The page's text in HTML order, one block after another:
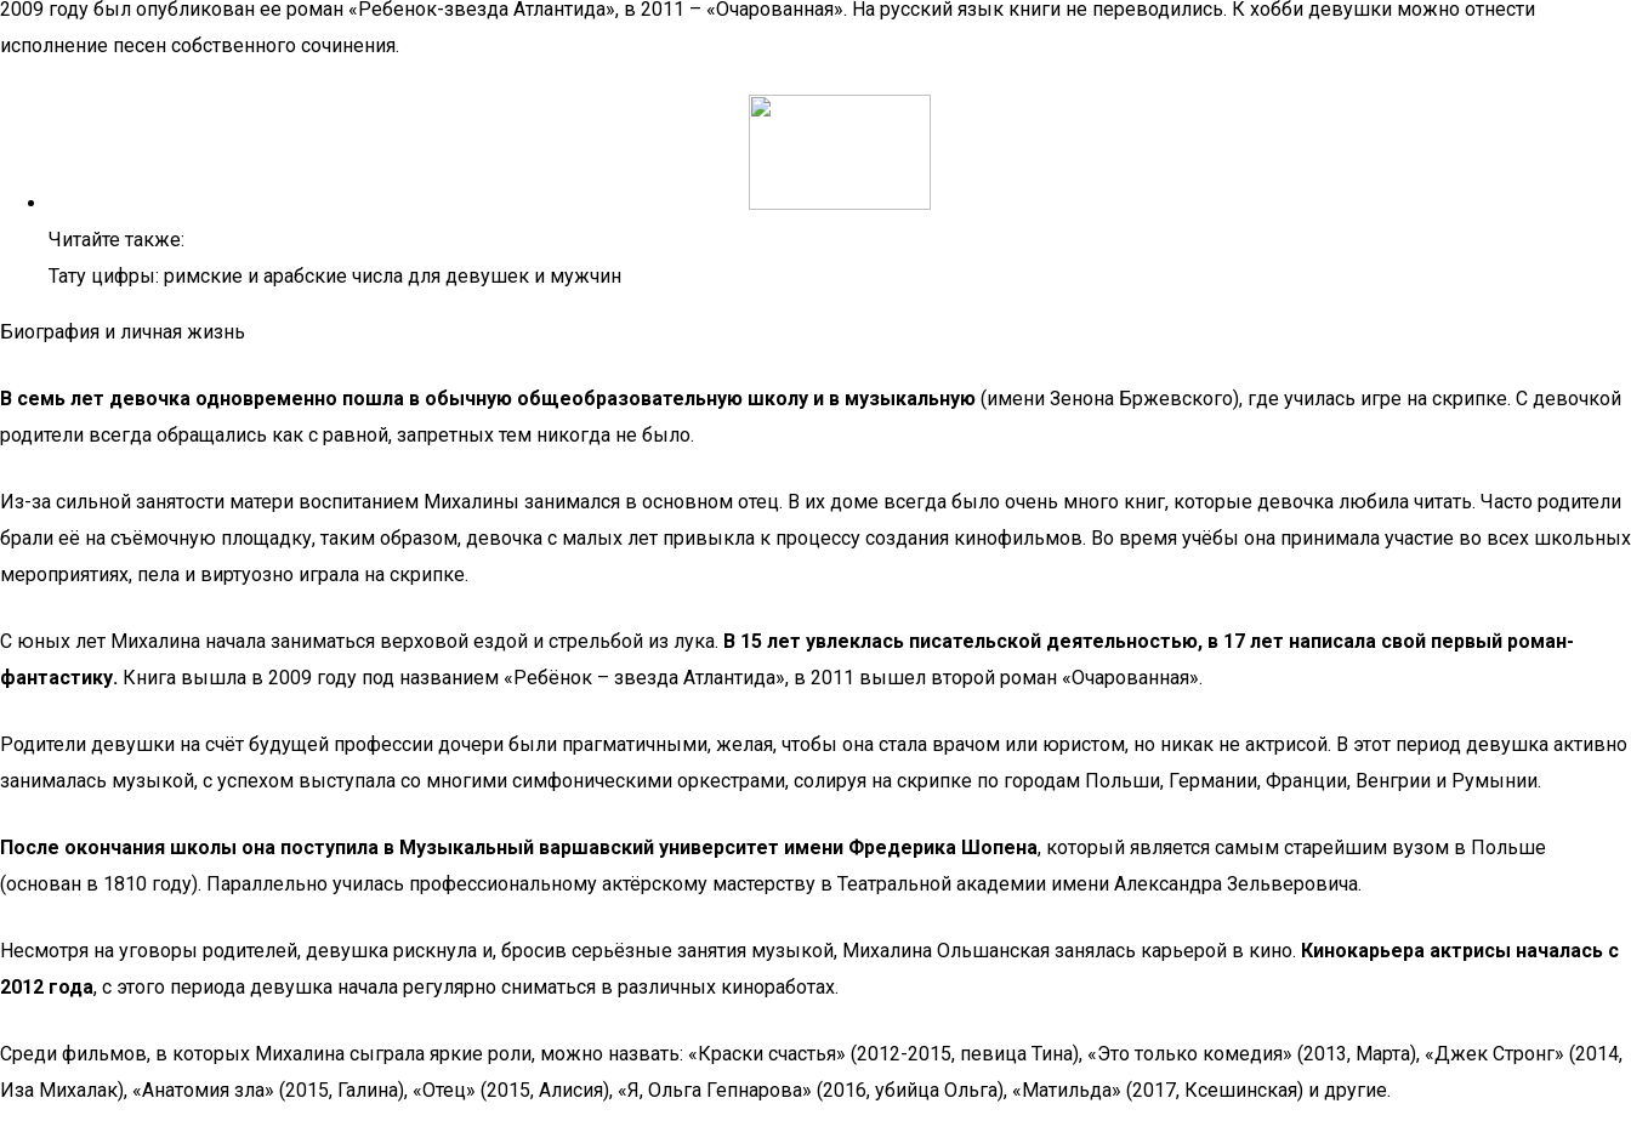
2009 году был опубликован ее роман «Ребенок-звезда Атлантида», в 2011 – «Очарованная». На русский язык книги не переводились. К хобби девушки можно отнести
исполнение песен собственного сочинения.
Читайте также:
Тату цифры: римские и арабские числа для девушек и мужчин
Биография и личная жизнь
В семь лет девочка одновременно пошла в обычную общеобразовательную школу и в музыкальную (имени Зенона Бржевского), где училась игре на скрипке. С девочкой
родители всегда обращались как с равной, запретных тем никогда не было.
Из-за сильной занятости матери воспитанием Михалины занимался в основном отец. В их доме всегда было очень много книг, которые девочка любила читать. Часто родители
брали её на съёмочную площадку, таким образом, девочка с малых лет привыкла к процессу создания кинофильмов. Во время учёбы она принимала участие во всех школьных
мероприятиях, пела и виртуозно играла на скрипке.
С юных лет Михалина начала заниматься верховой ездой и стрельбой из лука. В 15 лет увлеклась писательской деятельностью, в 17 лет написала свой первый роман-
фантастику. Книга вышла в 2009 году под названием «Ребёнок – звезда Атлантида», в 2011 вышел второй роман «Очарованная».
Родители девушки на счёт будущей профессии дочери были прагматичными, желая, чтобы она стала врачом или юристом, но никак не актрисой. В этот период девушка активно
занималась музыкой, с успехом выступала со многими симфоническими оркестрами, солируя на скрипке по городам Польши, Германии, Франции, Венгрии и Румынии.
После окончания школы она поступила в Музыкальный варшавский университет имени Фредерика Шопена, который является самым старейшим вузом в Польше
(основан в 1810 году). Параллельно училась профессиональному актёрскому мастерству в Театральной академии имени Александра Зельверовича.
Несмотря на уговоры родителей, девушка рискнула и, бросив серьёзные занятия музыкой, Михалина Ольшанская занялась карьерой в кино. Кинокарьера актрисы началась с
2012 года, с этого периода девушка начала регулярно сниматься в различных киноработах.
Среди фильмов, в которых Михалина сыграла яркие роли, можно назвать: «Краски счастья» (2012-2015, певица Тина), «Это только комедия» (2013, Марта), «Джек Стронг» (2014,
Иза Михалак), «Анатомия зла» (2015, Галина), «Отец» (2015, Алисия), «Я, Ольга Гепнарова» (2016, убийца Ольга), «Матильда» (2017, Ксешинская) и другие.